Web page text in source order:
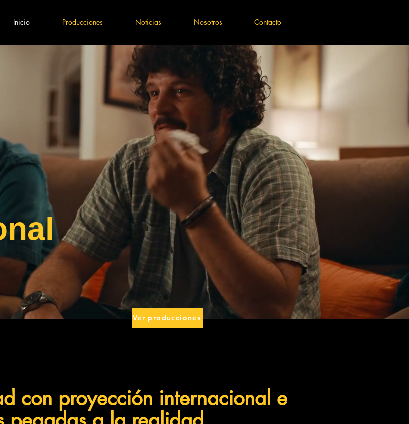
Inicio Producciones Noticias Nosotros Contacto
Ver producciones
Ver producciones
con proyección internacional e